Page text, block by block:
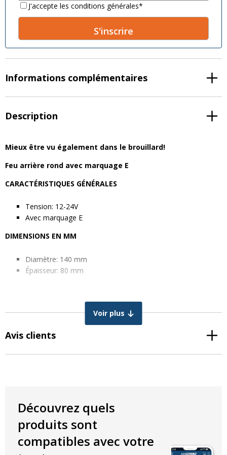
Consent*
J'accepte les conditions générales*
l
e
a
v
Informations complémentaires
Description
Mieux être vu également dans le brouillard!
Feu arrière rond avec marquage E
CARACTÉRISTIQUES GÉNÉRALES
Tension: 12-24V
Avec marquage E
DIMENSIONS EN MM
Diamètre: 140 mm
Épaisseur: 80 mm
Voir plus
Avis clients
Découvrez quels
produits sont
compatibles avec votre